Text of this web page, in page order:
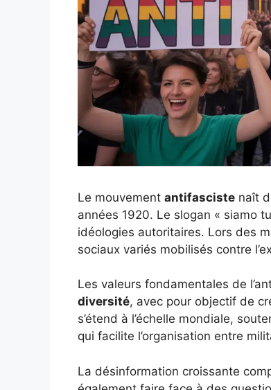
Le mouvement antifasciste naît
années 1920. Le slogan « siamo
idéologies autoritaires. Lors des
sociaux variés mobilisés contre
Les valeurs fondamentales de
diversité, avec pour objectif de
s’étend à l’échelle mondiale,
qui facilite l’organisation entre
La désinformation croissante